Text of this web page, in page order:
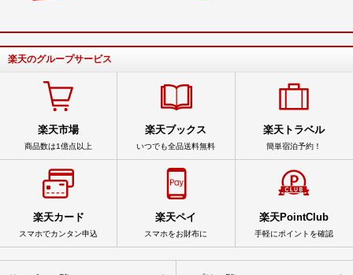
楽天のグループサービス
楽天市場
商品数は1億点以上
楽天ブックス
いつでも全品送料無料
楽天トラベル
簡単宿泊予約！
楽天カード
スマホでカンタン申込
楽天ペイ
スマホをお財布に
楽天PointClub
手軽にポイントを確認